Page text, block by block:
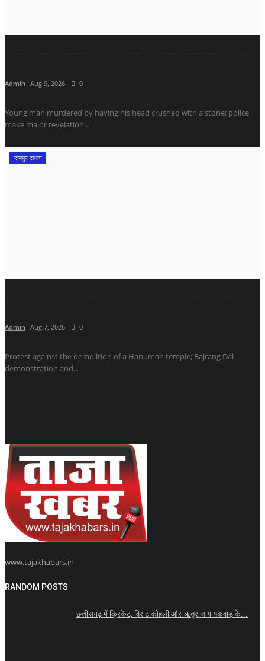
Admin Aug 9, 2026 0
Young man murdered by having his head crushed with a stone; police
make major revelation...
रायपुर संभाग
Admin Aug 7, 2026 0
Protest against the demolition of a Hanuman temple; Bajrang Dal
demonstration and...
www.tajakhabars.in
RANDOM POSTS
छत्तीसगढ़ में क्रिकेट, विराट कोहली और ऋतुराज गायकवाड़ के...